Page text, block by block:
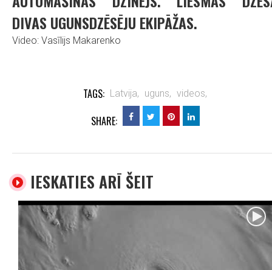
DIVAS UGUNSDZĒSĒJU EKIPĀŽAS.
Video: Vasīlijs Makarenko
TAGS: Latvija, uguns, videos,
SHARE:
IESKATIES ARĪ ŠEIT